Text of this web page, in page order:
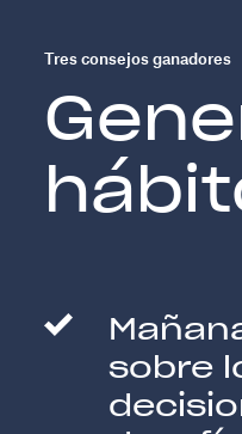
Tres consejos ganadores
sobre